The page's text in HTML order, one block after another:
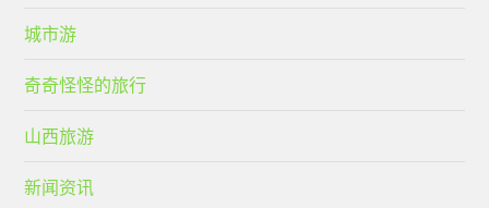
城市游
奇奇怪怪的旅行
山西旅游
新闻资讯